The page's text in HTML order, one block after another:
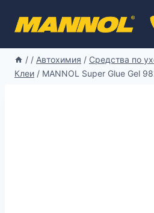
/ / Автохимия / Средства по
Клеи / MANNOL Super Glue Gel